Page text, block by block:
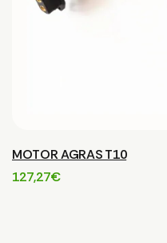
MOTOR AGRAS T10
127,27€